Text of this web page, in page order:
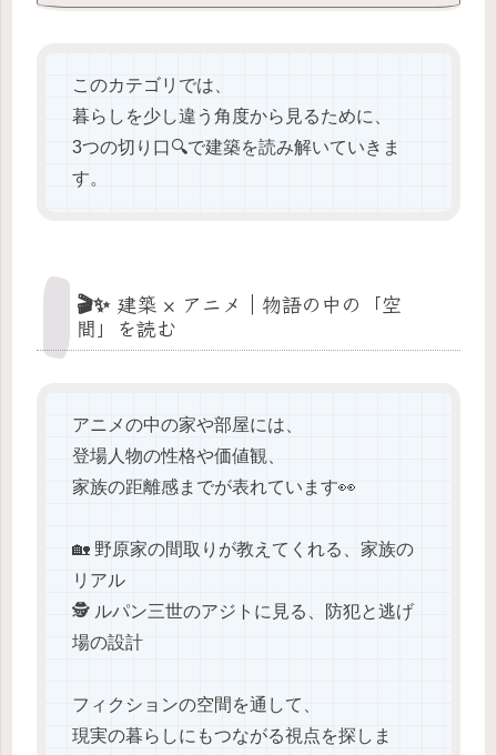
このカテゴリでは、
暮らしを少し違う角度から見るために、
3つの切り口🔍で建築を読み解いていきま
す。
🎬✨ 建築 × アニメ｜物語の中の「空
間」を読む
アニメの中の家や部屋には、
登場人物の性格や価値観、
家族の距離感までが表れています👀
🏡 野原家の間取りが教えてくれる、家族の
リアル
🕵️ ルパン三世のアジトに見る、防犯と逃げ
場の設計
フィクションの空間を通して、
現実の暮らしにもつながる視点を探しま